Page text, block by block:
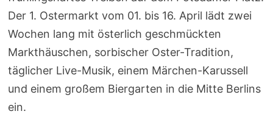
Der 1. Ostermarkt vom 01. bis 16. April lädt zwei
Wochen lang mit österlich geschmückten
Markthäuschen, sorbischer Oster-Tradition,
täglicher Live-Musik, einem Märchen-Karussell
und einem großem Biergarten in die Mitte Berlins
ein.